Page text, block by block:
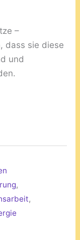
–
dass sie diese
und
,
,